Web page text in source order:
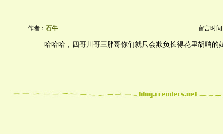
作者： 石牛 留言时间
哈哈哈，四哥川哥三胖哥你们就只会欺负长得花里胡哨的